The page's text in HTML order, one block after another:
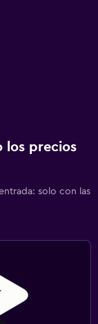
los precios
solo con las